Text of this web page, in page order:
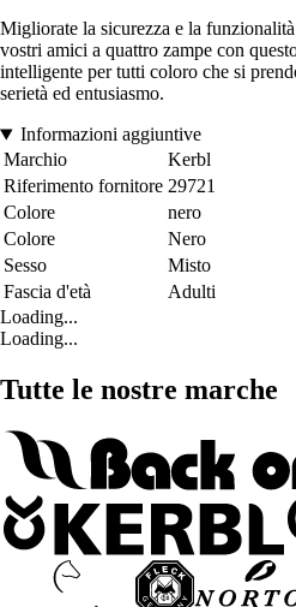
Migliorate la sicurezza e la
vostri amici a quattro zampe con
intelligente per tutti coloro che si
serietà ed entusiasmo.
Informazioni aggiuntive
Marchio
Kerbl
Riferimento fornitore 29721
Colore
nero
Colore
Nero
Sesso
Misto
Fascia d'età
Adulti
Loading...
Loading...
Tutte le nostre marche